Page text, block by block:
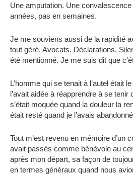
Une amputation. Une
années, pas en semaines.
Je me souviens aussi de la rapidité
tout géré. Avocats. Déclarations.
été mentionné. Je me suis dit que
L’homme qui se tenait à l’autel était
l’avait aidée à réapprendre à se tenir
s’était moquée quand la douleur la
était resté quand je l’avais
Tout m’est revenu en mémoire d’un
avait passés comme bénévole au
après mon départ, sa façon de
en termes généraux quand nous